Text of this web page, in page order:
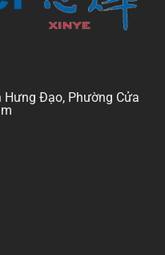
Hưng Đạo, Phường Cửa